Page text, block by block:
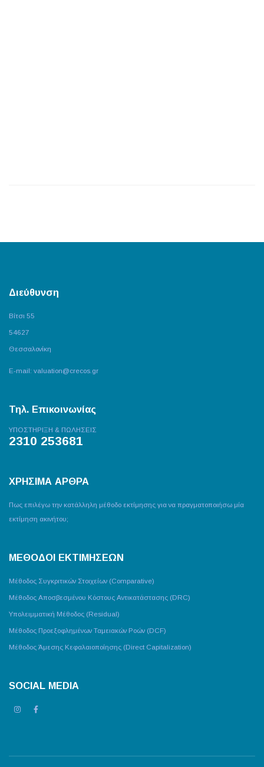
Διεύθυνση
Βίτσι 55
54627
Θεσσαλονίκη
E-mail: valuation@crecos.gr
Τηλ. Επικοινωνίας
ΥΠΟΣΤΗΡΙΞΗ & ΠΩΛΗΣΕΙΣ
2310 253681
ΧΡΗΣΙΜΑ ΑΡΘΡΑ
Πως επιλέγω την κατάλληλη μέθοδο εκτίμησης για να πραγματοποιήσω μία
εκτίμηση ακινήτου;
ΜΕΘΟΔΟΙ ΕΚΤΙΜΗΣΕΩΝ
Μέθοδος Συγκριτικών Στοιχείων (Comparative)
Μέθοδος Αποσβεσμένου Κόστους Αντικατάστασης (DRC)
Υπολειμματική Μέθοδος (Residual)
Μέθοδος Προεξοφλημένων Ταμειακών Ροών (DCF)
Μέθοδος Άμεσης Κεφαλαιοποίησης (Direct Capitalization)
SOCIAL MEDIA